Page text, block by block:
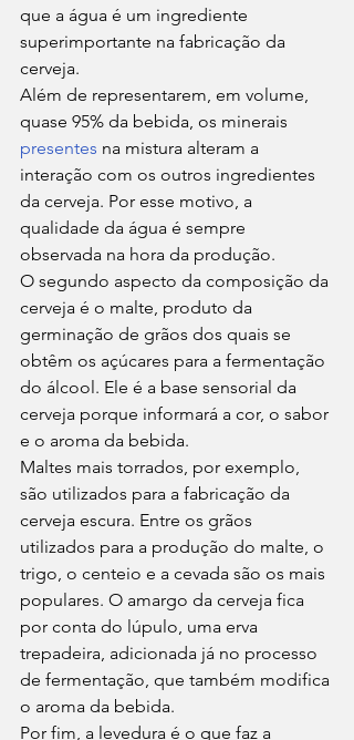
que a água é um ingrediente
superimportante na fabricação da
cerveja.
Além de representarem, em volume,
quase 95% da bebida, os minerais
presentes na mistura alteram a
interação com os outros ingredientes
da cerveja. Por esse motivo, a
qualidade da água é sempre
observada na hora da produção.
O segundo aspecto da composição da
cerveja é o malte, produto da
germinação de grãos dos quais se
obtêm os açúcares para a fermentação
do álcool. Ele é a base sensorial da
cerveja porque informará a cor, o sabor
e o aroma da bebida.
Maltes mais torrados, por exemplo,
são utilizados para a fabricação da
cerveja escura. Entre os grãos
utilizados para a produção do malte, o
trigo, o centeio e a cevada são os mais
populares. O amargo da cerveja fica
por conta do lúpulo, uma erva
trepadeira, adicionada já no processo
de fermentação, que também modifica
o aroma da bebida.
Por fim, a levedura é o que faz a